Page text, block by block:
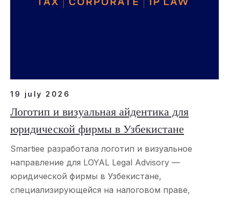
19 july 2026
Логотип и визуальная айдентика для
юридической фирмы в Узбекистане
Smartiee разработала логотип и визуальное
направление для LOYAL Legal Advisory —
юридической фирмы в Узбекистане,
специализирующейся на налоговом праве,